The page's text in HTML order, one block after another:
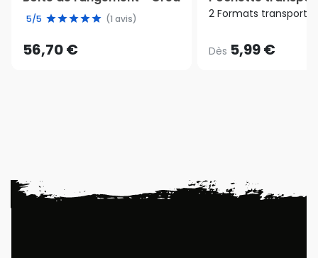
5/5 (1 avis)
56,70 €
2 Formats transport
Dès 5,99 €